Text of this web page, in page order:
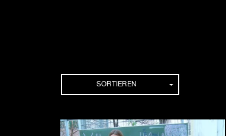
Playlisten
SORTIEREN